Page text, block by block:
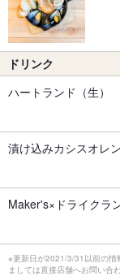
ドリンク
ハートランド（生）
漬け込みカシスオレ
Maker's×ドライクラ
※更新日が2021/3/31以前の情
ましては直接店舗へお問い合